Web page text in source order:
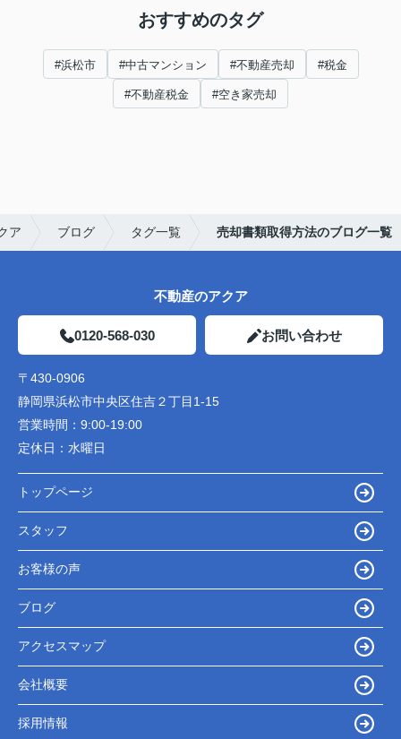
おすすめのタグ
#浜松市 #中古マンション #不動産売却 #税金
#不動産税金 #空き家売却
ア ブログ タグ一覧 売却書類取得方法のブログ一覧
不動産のアクア
0120-568-030 お問い合わせ
〒430-0906
静岡県浜松市中央区住吉２丁目1-15
営業時間： 9:00-19:00
定休日： 水曜日
トップページ
スタッフ
お客様の声
ブログ
アクセスマップ
会社概要
採用情報